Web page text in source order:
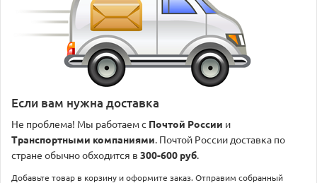
Если вам нужна доставка
Не проблема! Мы работаем с Почтой России и
Транспортными компаниями. Почтой России доставка по
стране обычно обходится в 300-600 руб.
Добавьте товар в корзину и оформите заказ. Отправим собранный